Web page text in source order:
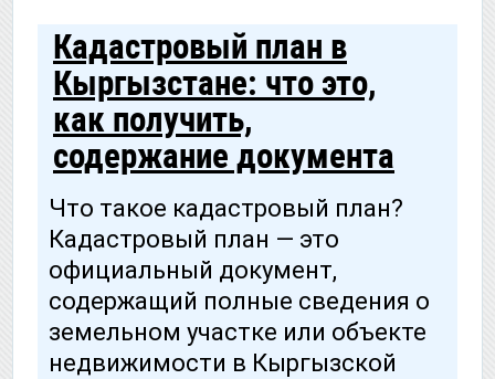
Кадастровый план в
Кыргызстане: что это,
как получить,
содержание документа
Что такое кадастровый план?
Кадастровый план — это
официальный документ,
содержащий полные сведения о
земельном участке или объекте
недвижимости в Кыргызской